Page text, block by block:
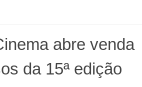
abre venda
da 15ª edição